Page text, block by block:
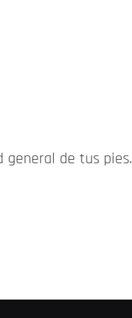
general de tus pies.